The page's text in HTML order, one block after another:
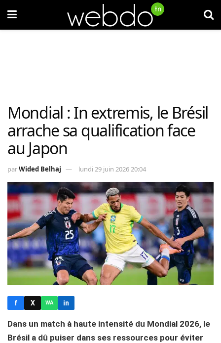
Mondial : In extremis, le Brésil
arrache sa qualification face
au Japon
parWided Belhaj lundi 29 juin 2026 20:04
f X WA in
Dans un match à haute intensité du Mondial 2026, le
Brésil a dû puiser dans ses ressources pour éviter